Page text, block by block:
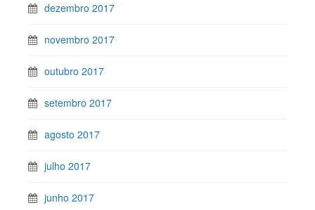
dezembro 2017
novembro 2017
outubro 2017
setembro 2017
agosto 2017
julho 2017
junho 2017